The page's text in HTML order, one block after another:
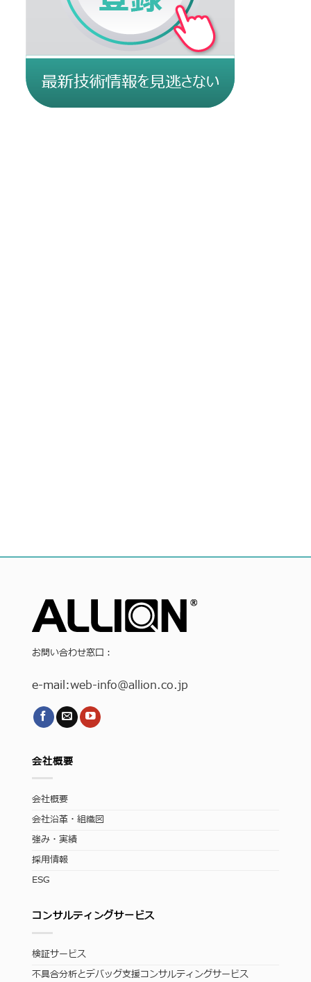
お問い合わせ窓口：
e-mail:web-info@allion.co.jp
会社概要
会社概要
会社沿革・組織図
強み・実績
採用情報
ESG
コンサルティングサービス
検証サービス
不具合分析とデバッグ支援コンサルティングサービス